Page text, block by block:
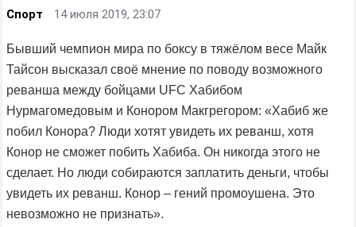
Спорт 14 июля 2019, 23:07
Бывший чемпион мира по боксу в тяжёлом весе Майк
Тайсон высказал своё мнение по поводу возможного
реванша между бойцами UFC Хабибом
Нурмагомедовым и Конором Макгрегором: «Хабиб же
побил Конора? Люди хотят увидеть их реванш, хотя
Конор не сможет побить Хабиба. Он никогда этого не
сделает. Но люди собираются заплатить деньги, чтобы
увидеть их реванш. Конор – гений промоушена. Это
невозможно не признать».